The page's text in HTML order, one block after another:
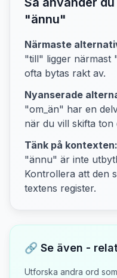
"ännu"
Närmaste
"till" ligger närmast "
ofta bytas rakt av.
Nyanserade
"om_än" har en
när du vill skifta ton
Tänk på kontexten:
"ännu" är inte
Kontrollera att den
textens register.
🔗 Se även -
Utforska andra ord